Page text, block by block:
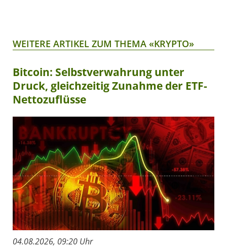
WEITERE ARTIKEL ZUM THEMA «KRYPTO»
Bitcoin: Selbstverwahrung unter
Druck, gleichzeitig Zunahme der ETF-
Nettozuflüsse
04.08.2026, 09:20 Uhr